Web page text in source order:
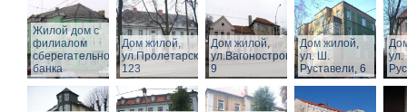
Жилой дом с
филиалом
сберегательного
банка
Дом жилой,
ул.Пролетарская,
123
Дом жилой,
ул.Вагоностроительная,
9
Дом жилой,
ул. Ш.
Руставели, 6